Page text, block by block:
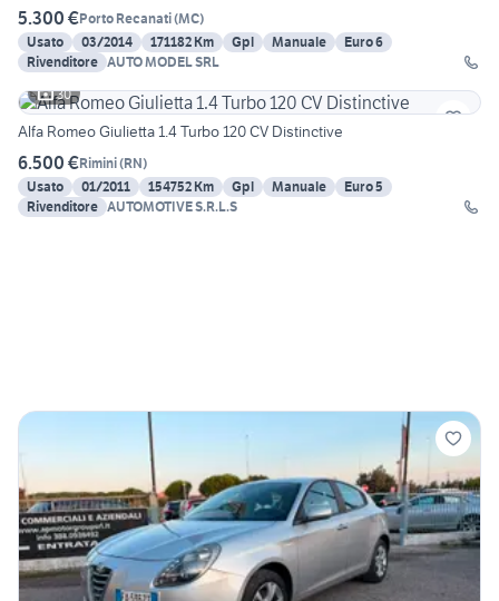
5.300 €Porto Recanati(MC)
Usato
03/2014 171182 Km Gpl Manuale
Euro 6
Rivenditore AUTO MODEL SRL
30
Alfa Romeo Giulietta 1.4 Turbo 120 CV Distinctive
6.500 €Rimini(RN)
Usato
01/2011 154752 Km Gpl Manuale
Euro 5
Rivenditore AUTOMOTIVE S.R.L.S